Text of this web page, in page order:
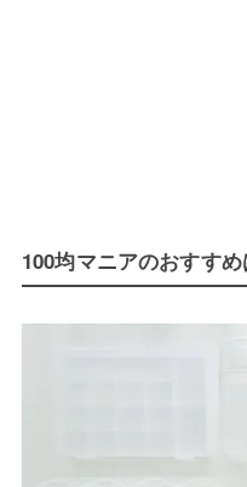
100均マニアのおすすめ